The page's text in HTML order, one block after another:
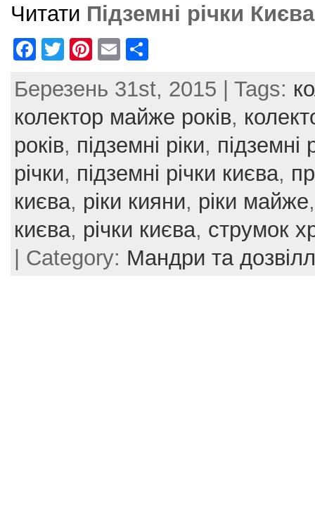
Читати Підземні річки Києва
F
c
e
b
o
o
k
T
itt
er
Pi
er
e
st
E
ai
l
ar
e
Березень 31st, 2015 | Tags:
колектор майже років,
років, підземні ріки, підземні
річки, підземні річки києва,
києва, ріки кияни, ріки майже
києва, річки києва, струмок
| Category: Мандри та